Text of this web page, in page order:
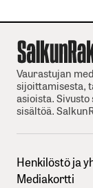
Vaurastujan
sijoittamisesta,
asioista.
sisältöä.
Henkilöstö ja
Mediakortti